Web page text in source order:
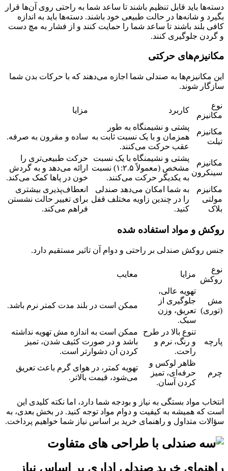
دسته‌ها باید قابل تنظیم باشند تا ساعد شما به راحتی روی آن‌ها قرار
بگیرد و شانه‌ها در حالت طبیعی خود باشند. دسته‌ها باید به اندازه
کافی بلند باشند تا ساعد شما را حمایت کنند و از فشار به مچ دست
و گردن جلوگیری کنند.
مکانیزم‌های حرکتی
این مکانیزم‌ها به صندلی شما اجازه می‌دهند که با حرکات بدن شما
سازگار شوند.
نوع
مکانیزم
کاربرد مزایا
مکانیزم
تیلت
پشتی و نشیمنگاه به طور
همزمان و با یک نسبت ثابت به
عقب حرکت می‌کنند.
ساده و مقرون به صرفه.
مکانیزم
سینکرون
پشتی و نشیمنگاه با یک نسبت
مشخص (معمولاً ۱:۲.۵) نسبت
به یکدیگر حرکت می‌کنند.
حرکت طبیعی‌تری را
ارائه می‌دهد و به گردش
خون در پاها کمک می‌کند.
مکانیزم
مولتی
بلاک
به شما امکان می‌دهد صندلی
را در چندین زاویه مختلف قفل
کنید.
انعطاف‌پذیری بیشتری
برای تغییر حالت نشستن
فراهم می‌کند.
روکش و مواد استفاده شده
جنس روکش صندلی بر راحتی و دوام آن تاثیر مستقیم دارد.
نوع
روکش
مزایا معایب
مش
(توری)
تهویه عالی،
جلوگیری از
تعریق، وزن
سبک.
ممکن است در بلند مدت کمتر نرم باشد.
پارچه
تنوع بالا در طرح
و رنگ، نرم و
راحت.
ممکن است به اندازه مش تهویه نداشته
باشد و در صورت کثیف شدن، تمیز
کردن آن دشوارتر است.
چرم
ظاهر لوکس و
حرفه‌ای، تمیز
کردن آسان.
تهویه کمتر، در هوای گرم باعث تعریق
می‌شود، قیمت بالاتر.
انتخاب مواد بستگی به نیاز و بودجه شما دارد، اما نکته کلیدی این
است که همیشه به کیفیت و دوام مواد توجه کنید. در بخش بعدی، به
سؤالات متداول و راهنمای خرید بر اساس نیاز شما خواهیم پرداخت.
راهنمای خرید صندلی اداری بر اساس نیاز